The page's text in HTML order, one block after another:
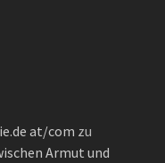
at/com zu
Armut und